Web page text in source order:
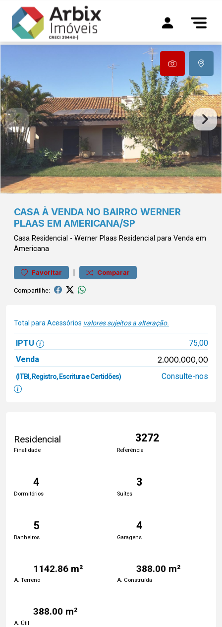
CASA À VENDA NO BAIRRO WERNER
PLAAS EM AMERICANA/SP
Casa Residencial - Werner Plaas Residencial para Venda em
Americana
Favoritar | Comparar
Compartilhe:
Total para Acessórios valores sujeitos a alteração.
IPTU
75,00
Venda
2.000.000,00
(ITBI, Registro, Escritura e Certidões) Consulte-nos
Residencial
Finalidade
3272
Referência
4
Dormitórios
3
Suítes
5
Banheiros
4
Garagens
1142.86 m²
A. Terreno
388.00 m²
A. Construída
388.00 m²
A. Útil